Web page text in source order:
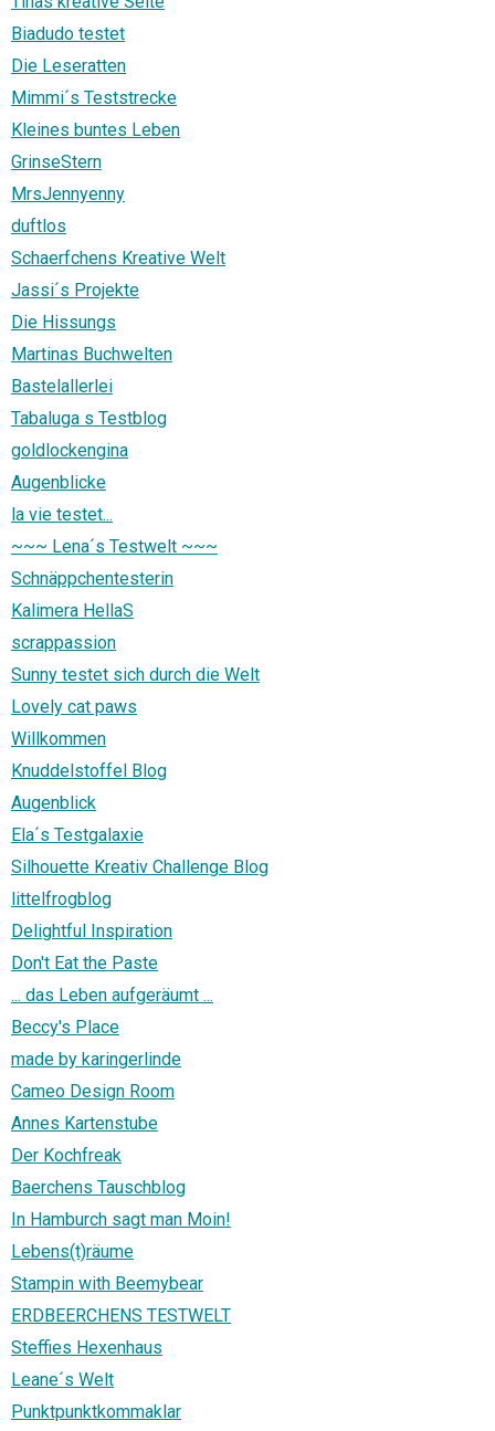
Biadudo testet
Die Leseratten
Mimmi´s Teststrecke
Kleines buntes Leben
GrinseStern
MrsJennyenny
duftlos
Schaerfchens Kreative Welt
Jassi´s Projekte
Die Hissungs
Martinas Buchwelten
Bastelallerlei
Tabaluga s Testblog
goldlockengina
Augenblicke
la vie testet...
~~~ Lena´s Testwelt ~~~
Schnäppchentesterin
Kalimera HellaS
scrappassion
Sunny testet sich durch die Welt
Lovely cat paws
Willkommen
Knuddelstoffel Blog
Augenblick
Ela´s Testgalaxie
Silhouette Kreativ Challenge Blog
littelfrogblog
Delightful Inspiration
Don't Eat the Paste
... das Leben aufgeräumt ...
Beccy's Place
made by karingerlinde
Cameo Design Room
Annes Kartenstube
Der Kochfreak
Baerchens Tauschblog
In Hamburch sagt man Moin!
Lebens(t)räume
Stampin with Beemybear
ERDBEERCHENS TESTWELT
Steffies Hexenhaus
Leane´s Welt
Punktpunktkommaklar